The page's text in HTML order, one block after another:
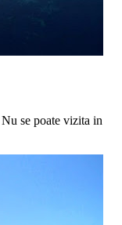
se poate vizita in